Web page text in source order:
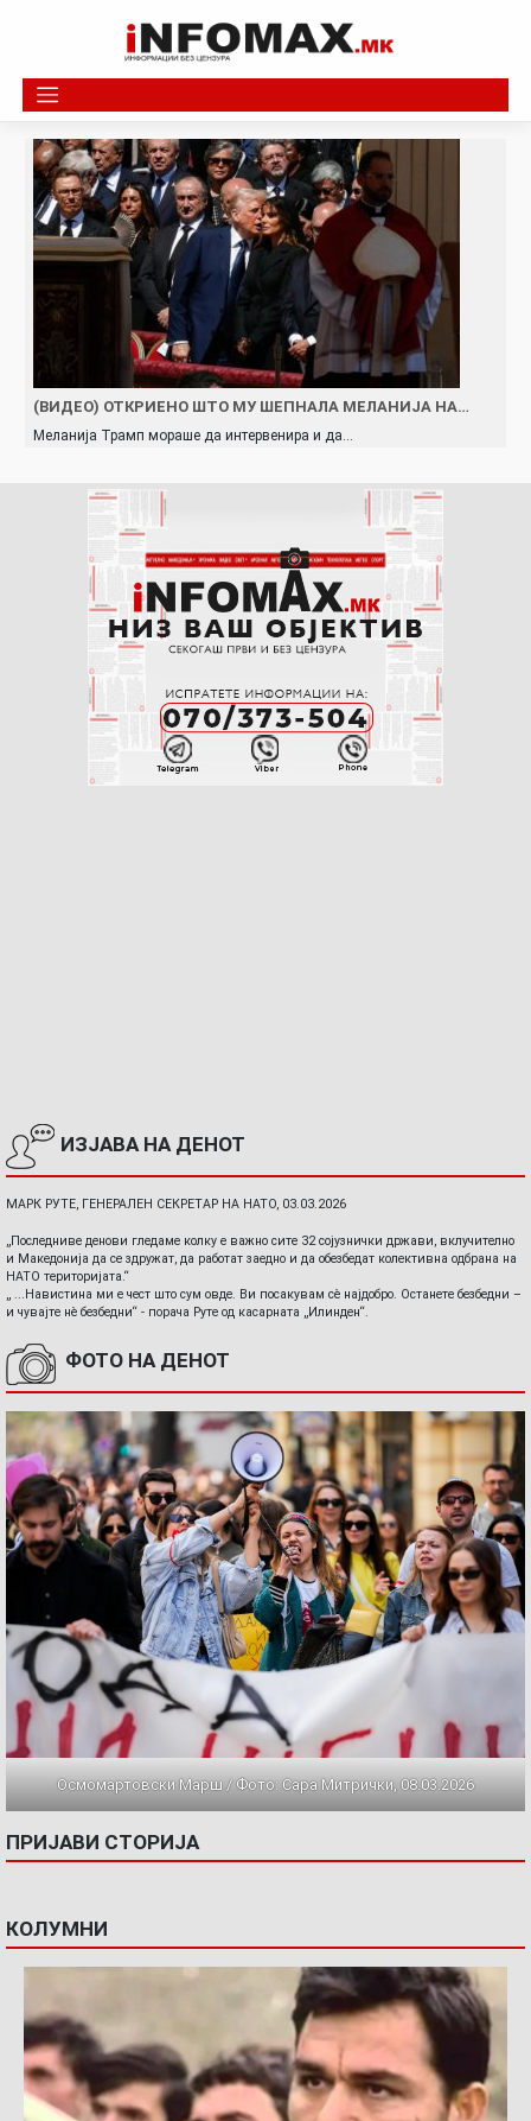
(ВИДЕО) ОТКРИЕНО ШТО МУ ШЕПНАЛА МЕЛАНИЈА НА…
Меланија Трамп мораше да интервенира и да…
ИЗЈАВА НА ДЕНОТ
МАРК РУТЕ, ГЕНЕРАЛЕН СЕКРЕТАР НА НАТО, 03.03.2026
„Последниве денови гледаме колку е важно сите 32 сојузнички држави, вклучително
и Македонија да се здружат, да работат заедно и да обезбедат колективна одбрана на
НАТО територијата.“
„ ...Навистина ми е чест што сум овде. Ви посакувам сè најдобро. Останете безбедни –
и чувајте нè безбедни“ - порача Руте од касарната „Илинден“.
ФОТО НА ДЕНОТ
Осмомартовски Марш / Фото: Сара Митрички, 08.03.2026
ПРИЈАВИ СТОРИЈА
КОЛУМНИ